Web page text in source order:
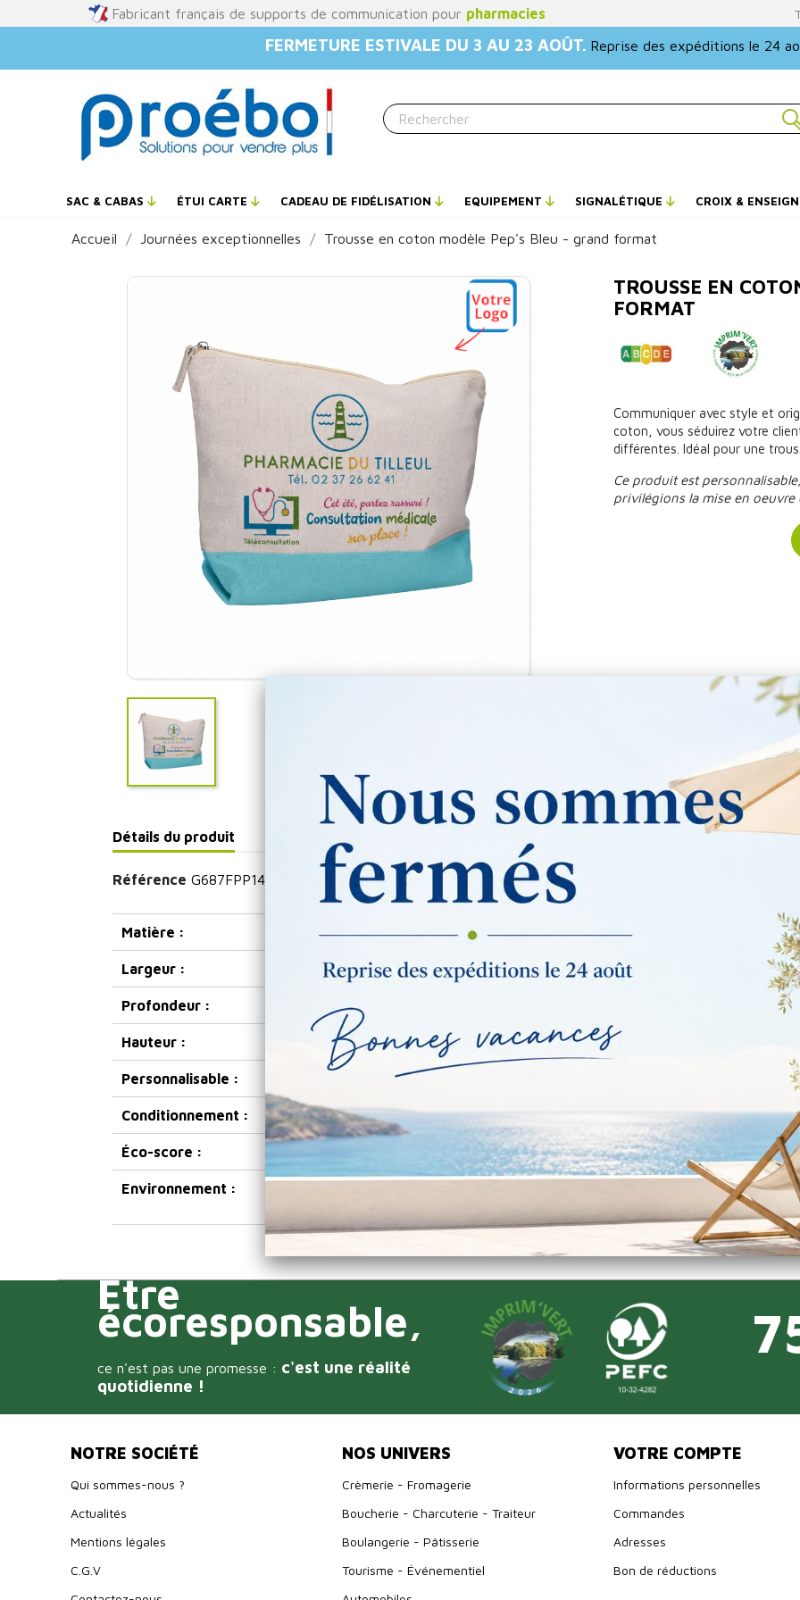
Fabricant français de supports de communication pour pharmacies
FERMETURE ESTIVALE DU 3 AU 23 AOÛT. Reprise des expéditions le 24
SAC & CABAS ÉTUI CARTE CADEAU DE FIDÉLISATION EQUIPEMENT SIGNALÉTIQUE CROIX &
Accueil Journées exceptionnelles Trousse en coton modèle Pep's Bleu - grand format
TROUSSE EN
FORMAT
Communiquer avec style et
coton, vous séduirez votre
différentes. Idéal pour une
Ce produit est
privilégions la mise en oeuvre
Détails du produit
Référence G687FPP14
Matière : Coton
Largeur : 30 cm
Profondeur :
Hauteur : 20 cm
Personnalisable :
Conditionnement :
Éco-score : C
Environnement :
Être
écoresponsable,
ce n'est pas une promesse : c'est une réalité
quotidienne !
NOTRE SOCIÉTÉ
Qui sommes-nous ?
Actualités
Mentions légales
C.G.V
NOS UNIVERS
Crèmerie - Fromagerie
Boucherie - Charcuterie - Traiteur
Boulangerie - Pâtisserie
Tourisme - Événementiel
VOTRE COMPTE
Informations personnelles
Commandes
Adresses
Bon de réductions